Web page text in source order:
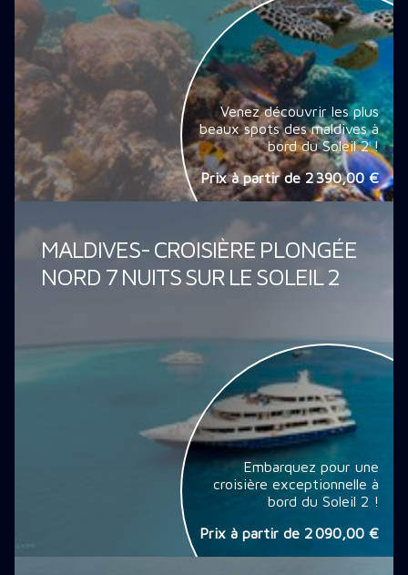
Venez découvrir les plus
beaux spots des maldives à
bord du Soleil 2 !
Prix à partir de2 390,00 €
MALDIVES- CROISIÈRE PLONGÉE
NORD 7 NUITS SUR LE SOLEIL 2
Embarquez pour une
croisière exceptionnelle à
bord du Soleil 2 !
Prix à partir de 2 090,00 €